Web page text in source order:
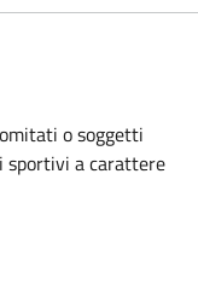
o soggetti
sportivi a carattere